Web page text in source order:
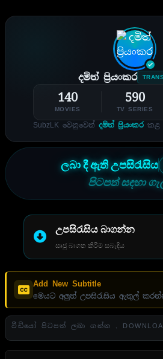
දමිත් ප්‍රියංකර
140
MOVIES
590
TV SERIES
SubzLK වෙනුවෙන් දමිත් ප්‍රියංකර කළ
ලබා දී ඇති උපසිරැසිය
පිටපත් සඳහා
උපසිරැසිය බාගන්න
සෘජු බාගත කිරීම් සබැඳිය
Add New Subtitle
මෙයට අලුත් උපසිරැසිය ඇතුල්
වීඩියෝ පිටපත් ලබා ගන්න .